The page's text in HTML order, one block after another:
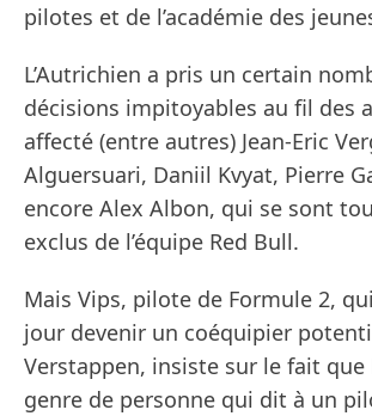
pilotes et de l’académie des
L’Autrichien a pris un certain
décisions impitoyables au fil des
affecté (entre autres) Jean-Eric
Alguersuari, Daniil Kvyat, Pierre
encore Alex Albon, qui se sont
exclus de l’équipe Red Bull.
Mais Vips, pilote de Formule 2,
jour devenir un coéquipier
Verstappen, insiste sur le fait
genre de personne qui dit à un